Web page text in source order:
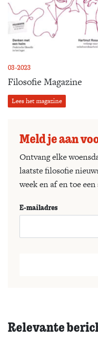
03-2023
Filosofie Magazine
Lees het magazine
Meld je aan
Ontvang elke
laatste filosofie
week en af en toe
E-mailadres
Relevante